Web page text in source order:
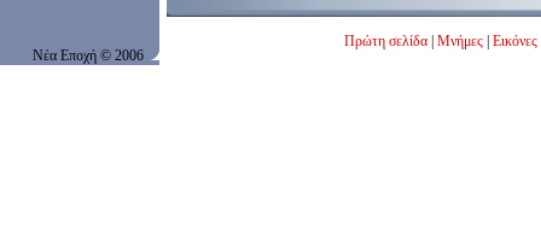
Νέα Εποχή © 2006
Πρώτη σελίδα Μνήμες Εικόνες